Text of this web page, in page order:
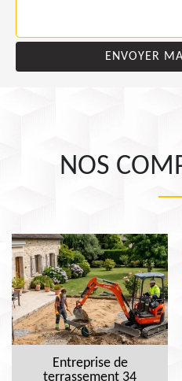
NOS
Entreprise de
terrassement 34